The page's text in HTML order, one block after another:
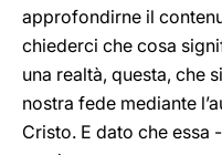
approfondirne il
chiederci che cosa
una realtà, questa, che
nostra fede mediante
Cristo. E dato che essa